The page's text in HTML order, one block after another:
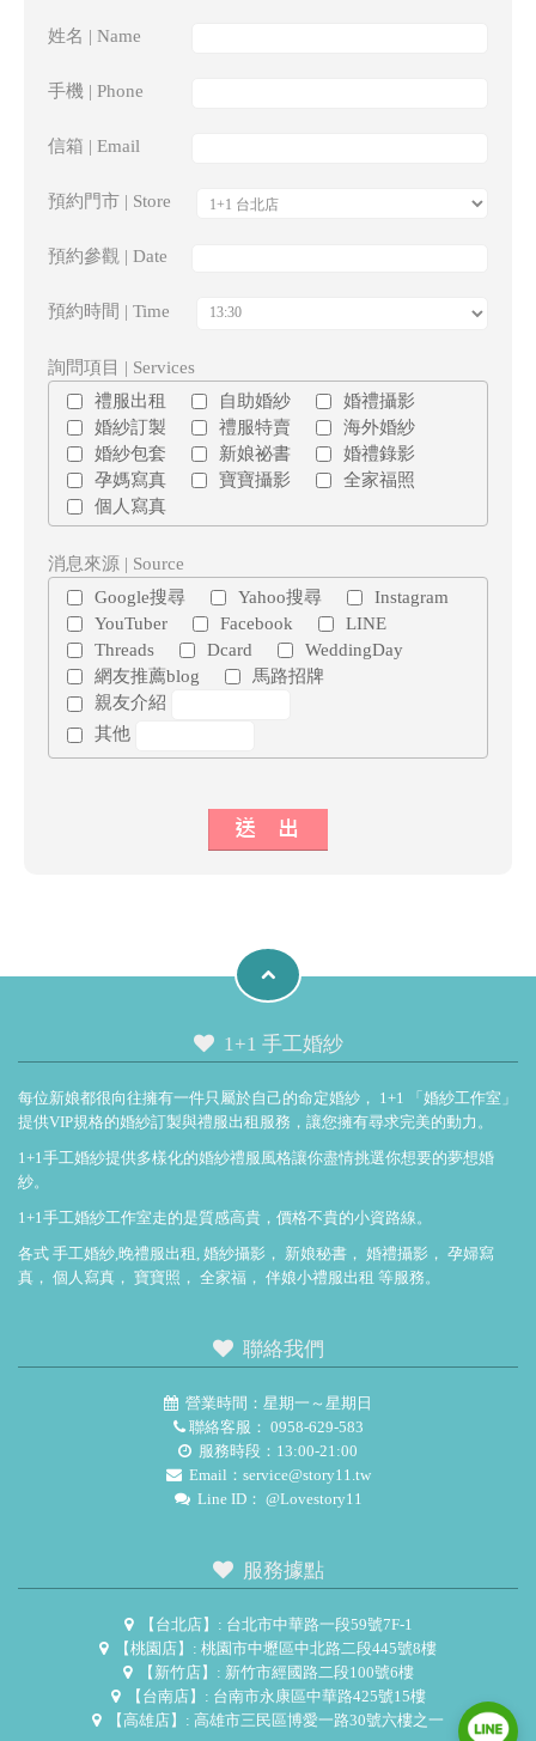
姓名 | Name
手機 | Phone
信箱 | Email
預約門市 | Store
預約參觀 | Date
預約時間 | Time
詢問項目 | Services
禮服出租
自助婚紗
婚禮攝影
婚紗訂製
禮服特賣
海外婚紗
婚紗包套
新娘祕書
婚禮錄影
孕媽寫真
寶寶攝影
全家福照
個人寫真
消息來源 | Source
Google搜尋
Yahoo搜尋
Instagram
YouTuber
Facebook
LINE
Threads
Dcard
WeddingDay
網友推薦blog
馬路招牌
親友介紹
其他
1+1 手工婚紗
每位新娘都很向往擁有一件只屬於自己的命定婚紗， 1+1 「婚紗工作室 」
提供VIP規格的婚紗訂製與禮服出租服務，讓您擁有尋求完美的動力。
1+1手工婚紗提供多樣化的婚紗禮服風格讓你盡情挑選你想要的夢想婚
紗。
1+1手工婚紗工作室走的是質感高貴，價格不貴的小資路線。
各式 手工婚紗,晚禮服出租 婚紗攝影 ， 新娘秘書 ， 婚禮攝影 ， 孕婦寫
真 ， 個人寫真 ， 寶寶照 ， 全家福 ， 伴娘小禮服出租 等服務。
聯絡我們
營業時間：星期一～星期日
聯絡客服： 0958-629-583
服務時段：13:00-21:00
Email： service@story11.tw
Line ID： @Lovestory11
服務據點
【台北店】: 台北市中華路一段59號7F-1
【桃園店】: 桃園市中壢區中北路二段445號8樓
【新竹店】: 新竹市經國路二段100號6樓
【台南店】: 台南市永康區中華路425號15樓
【高雄店】: 高雄市三民區博愛一路30號六樓之一